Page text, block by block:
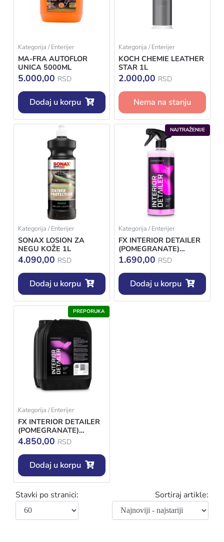
Kategorija / Enterijer
MA-FRA AUTOFLOR
UNICA 5000ML
5.000,00 RSD
Dodaj u korpu
Kategorija / Enterijer
KOCH CHEMIE LEATHER
STAR 1L
2.000,00 RSD
Nema na stanju
Kategorija / Enterijer
SONAX LOSION ZA
NEGU KOŽE 1L
4.090,00 RSD
Dodaj u korpu
Kategorija / Enterijer
FX INTERIOR DETAILER
(POMEGRANATE)
1000ML
NAJTRAŽENIJE
1.690,00 RSD
Dodaj u korpu
Kategorija / Enterijer
FX INTERIOR DETAILER
(POMEGRANATE)
5000ML
PREPORUKA
4.850,00 RSD
Dodaj u korpu
Stavki po stranici: Sortiraj artikle: